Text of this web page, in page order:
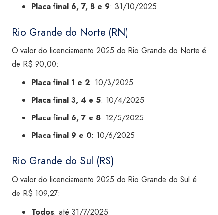
Placa final 6, 7, 8 e 9: 31/10/2025
Rio Grande do Norte (RN)
O valor do licenciamento 2025 do Rio Grande do Norte é
de R$ 90,00:
Placa final 1 e 2: 10/3/2025
Placa final 3, 4 e 5: 10/4/2025
Placa final 6, 7 e 8: 12/5/2025
Placa final 9 e 0: 10/6/2025
Rio Grande do Sul (RS)
O valor do licenciamento 2025 do Rio Grande do Sul é
de R$ 109,27:
Todos: até 31/7/2025